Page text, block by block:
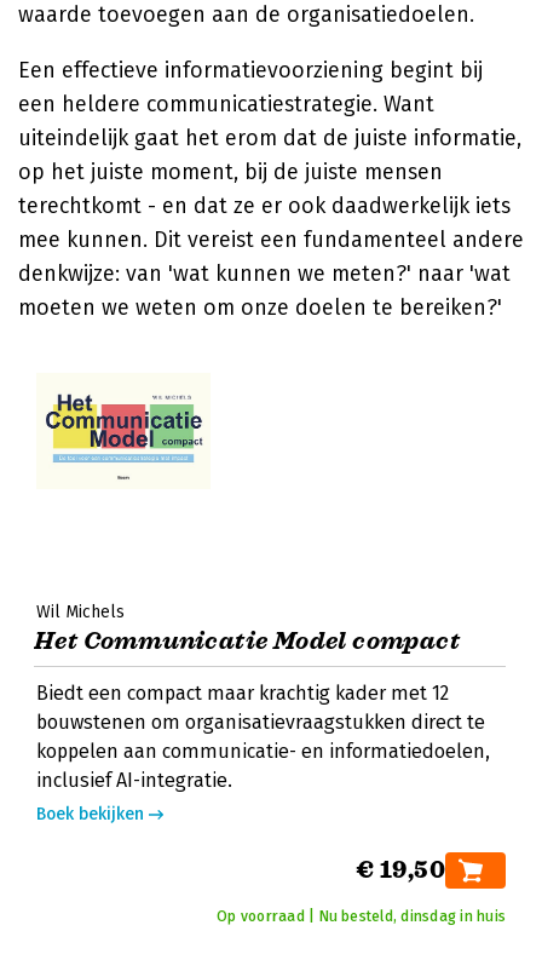
waarde toevoegen aan de organisatiedoelen.
Een effectieve informatievoorziening begint bij
een heldere communicatiestrategie. Want
uiteindelijk gaat het erom dat de juiste informatie,
op het juiste moment, bij de juiste mensen
terechtkomt - en dat ze er ook daadwerkelijk iets
mee kunnen. Dit vereist een fundamenteel andere
denkwijze: van 'wat kunnen we meten?' naar 'wat
moeten we weten om onze doelen te bereiken?'
Wil Michels
Het Communicatie Model compact
Biedt een compact maar krachtig kader met 12
bouwstenen om organisatievraagstukken direct te
koppelen aan communicatie- en informatiedoelen,
inclusief AI-integratie.
Boek bekijken
€ 19,50
Op voorraad | Nu besteld, dinsdag in huis